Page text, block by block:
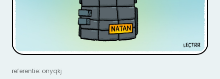
referentie: onyqkj